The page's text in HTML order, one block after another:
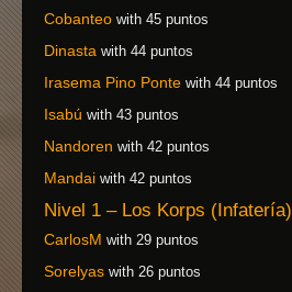
Cobanteo with 45 puntos
Dinasta with 44 puntos
Irasema Pino Ponte with 44 puntos
Isabú with 43 puntos
Nandoren with 42 puntos
Mandai with 42 puntos
Nivel 1 – Los Korps (Infatería)
CarlosM with 29 puntos
Sorelyas with 26 puntos